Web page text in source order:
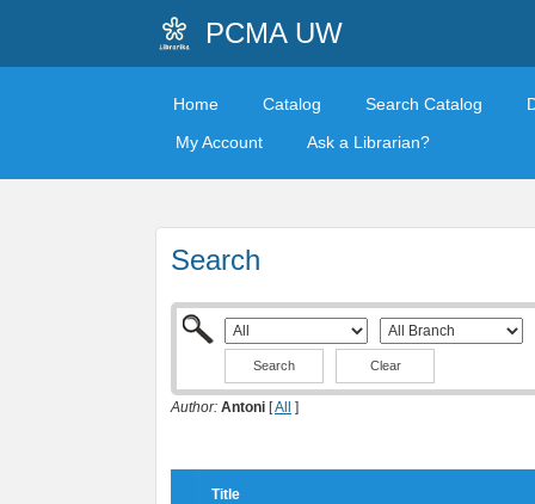
PCMA UW
Home Catalog Search Catalog
My Account
Ask a Librarian?
Search
Clear
Author: Antoni [All ]
Title